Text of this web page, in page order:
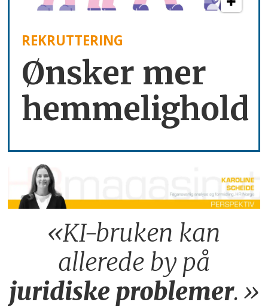
REKRUTTERING
Ønsker mer
hemmelighold
«KI-bruken kan
allerede by på
juridiske problemer.»